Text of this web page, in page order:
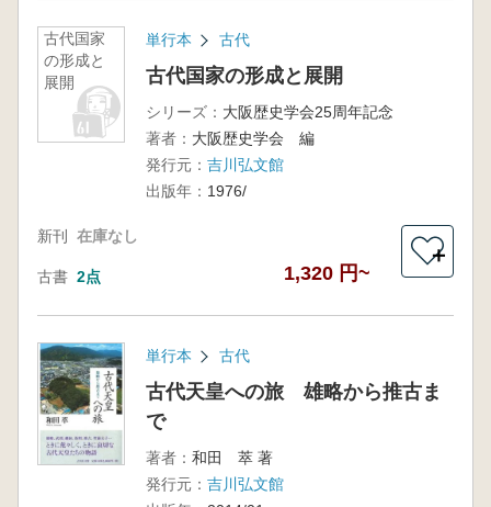
古代国家
の形成と
展開
単行本 古代
古代国家の形成と展開
シリーズ： 大阪歴史学会25周年記念
著者： 大阪歴史学会 編
発行元： 吉川弘文館
出版年： 1976/
新刊 在庫なし
古書 2点 1,320 円~
＋
単行本 古代
古代天皇への旅 雄略から推古ま
で
著者： 和田 萃 著
発行元： 吉川弘文館